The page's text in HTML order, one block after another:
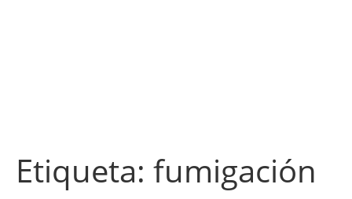
Etiqueta: fumigación